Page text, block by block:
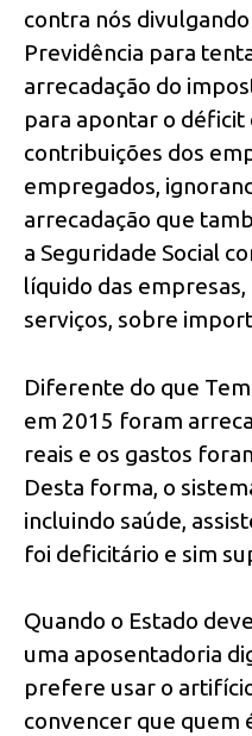
contra nós
Previdência para
arrecadação do
para apontar o déficit
contribuições dos
empregados,
arrecadação que
a Seguridade Social
líquido das
serviços, sobre
Diferente do que
em 2015 foram
reais e os gastos
Desta forma, o
incluindo saúde,
foi deficitário e sim
Quando o Estado
uma aposentadoria
prefere usar o
convencer que quem